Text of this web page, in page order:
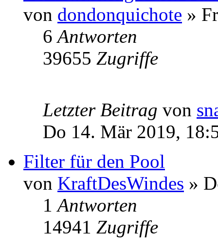
von dondonquichote »
6Antworten
39655 Zugriffe
Letzter Beitrag von
Do 14. Mär 2019,
Filter für den Pool
von KraftDesWindes »
1Antworten
14941 Zugriffe